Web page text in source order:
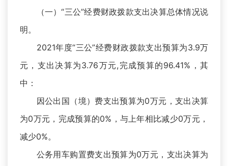
（一）“三公”经费财政拨款支出决算总体情况说
明。
2021年度“三公”经费财政拨款支出预算为3.9万
元，支出决算为3.76万元,完成预算的96.41%，其
中：
因公出国（境）费支出预算为0万元，支出决算
为0万元，完成预算的0%，与上年相比减少0万元，
减少0%。
公务用车购置费支出预算为0万元，支出决算为